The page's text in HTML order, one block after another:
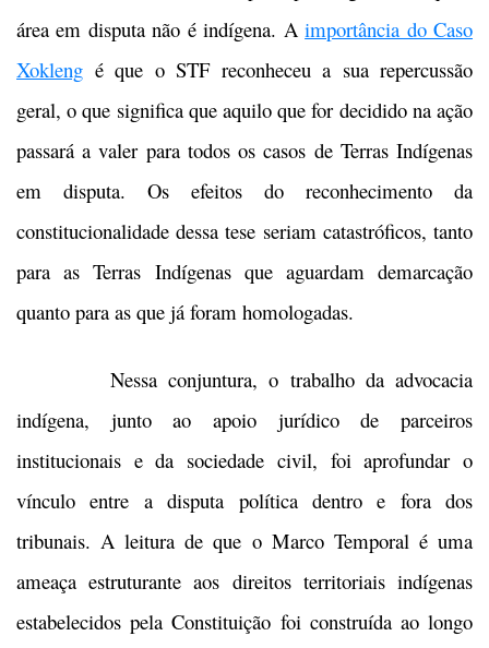
área em disputa não é indígena. Aimportância do Caso
Xokleng é que o STF reconheceu a sua repercussão
geral, o que significa que aquilo que for decidido na ação
passará a valer para todos os casos de Terras Indígenas
em disputa. Os efeitos do reconhecimento da
constitucionalidade dessa tese seriam catastróficos, tanto
para as Terras Indígenas que aguardam demarcação
quanto para as que já foram homologadas.
Nessa conjuntura, o trabalho da advocacia
indígena, junto ao apoio jurídico de parceiros
institucionais e da sociedade civil, foi aprofundar o
vínculo entre a disputa política dentro e fora dos
tribunais. A leitura de que o Marco Temporal é uma
ameaça estruturante aos direitos territoriais indígenas
estabelecidos pela Constituição foi construída ao longo